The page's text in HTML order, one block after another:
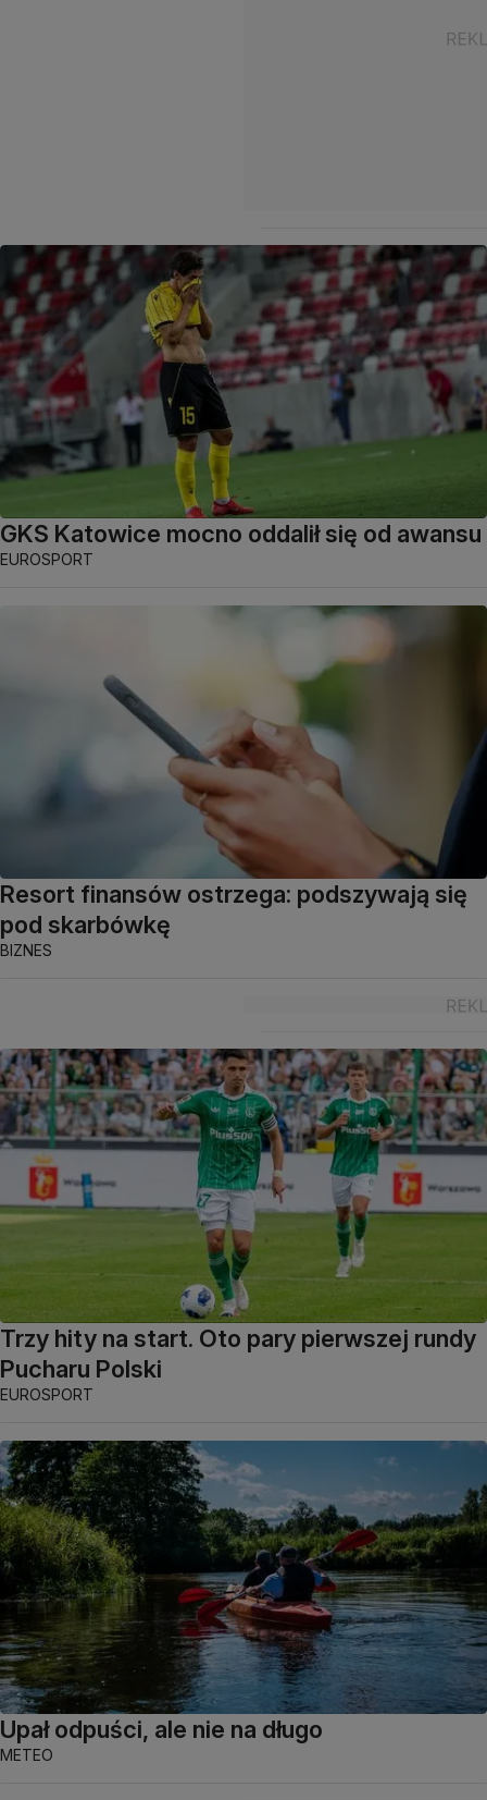
GKS Katowice mocno oddalił się od awansu
EUROSPORT
Resort finansów ostrzega: podszywają się
pod skarbówkę
BIZNES
Trzy hity na start. Oto pary pierwszej rundy
Pucharu Polski
EUROSPORT
Upał odpuści, ale nie na długo
METEO